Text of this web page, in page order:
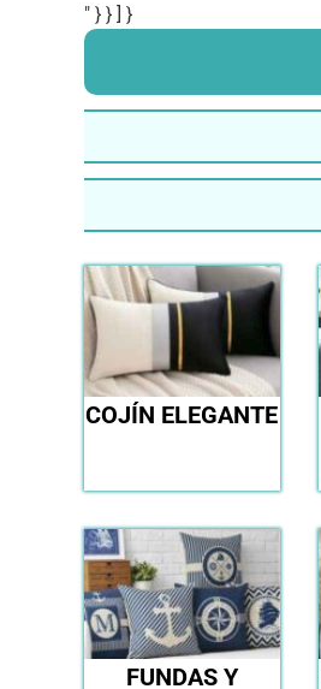
" } } ] }
COJÍN ELEGANTE
FUNDAS Y